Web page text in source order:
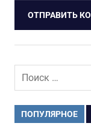
Поиск
ПОПУЛЯРНОЕ